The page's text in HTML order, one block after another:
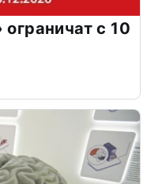
с 10